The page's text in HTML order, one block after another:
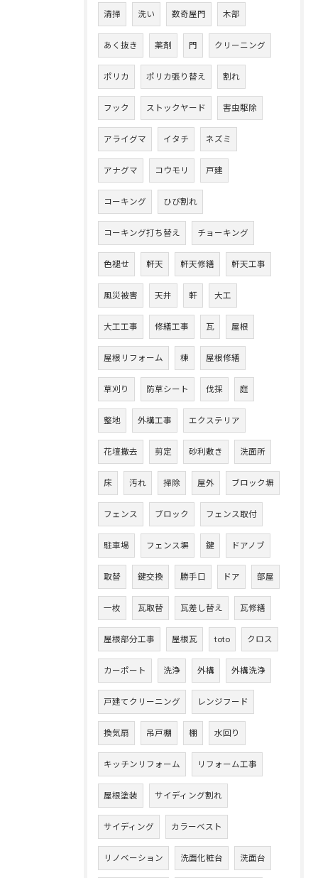
清掃 洗い 数奇屋門 木部
あく抜き 薬剤 門 クリーニング
ポリカ ポリカ張り替え 割れ
フック ストックヤード 害虫駆除
アライグマ イタチ ネズミ
アナグマ コウモリ 戸建
コーキング ひび割れ
コーキング打ち替え チョーキング
色褪せ 軒天 軒天修繕 軒天工事
風災被害 天井 軒 大工
大工工事 修繕工事 瓦 屋根
屋根リフォーム 棟 屋根修繕
草刈り 防草シート 伐採 庭
整地 外構工事 エクステリア
花壇撤去 剪定 砂利敷き 洗面所
床 汚れ 掃除 屋外 ブロック塀
フェンス ブロック フェンス取付
駐車場 フェンス塀 鍵 ドアノブ
取替 鍵交換 勝手口 ドア 部屋
一枚 瓦取替 瓦差し替え 瓦修繕
屋根部分工事 屋根瓦 toto クロス
カーポート 洗浄 外構 外構洗浄
戸建てクリーニング レンジフード
換気扇 吊戸棚 棚 水回り
キッチンリフォーム リフォーム工事
屋根塗装 サイディング割れ
サイディング カラーベスト
リノベーション 洗面化粧台 洗面台